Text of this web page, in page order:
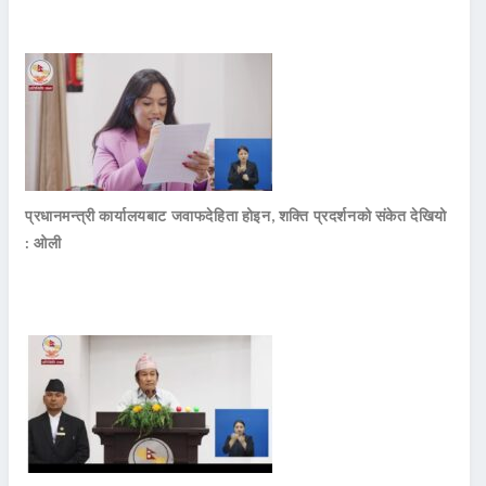
प्रधानमन्त्री कार्यालयबाट जवाफदेहिता होइन, शक्ति प्रदर्शनको संकेत देखियो
: ओली